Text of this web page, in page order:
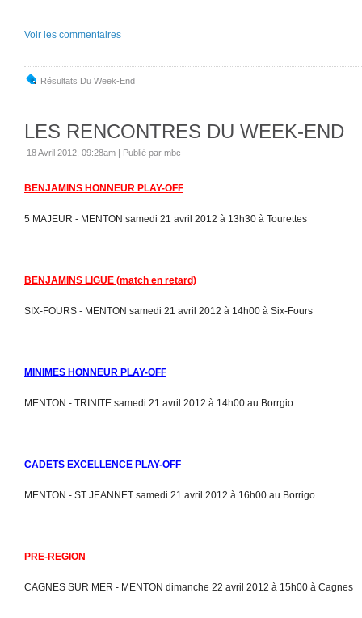
Voir les commentaires
Résultats Du Week-End
LES RENCONTRES DU WEEK-END
18 Avril 2012, 09:28am | Publié par mbc
BENJAMINS HONNEUR PLAY-OFF
5 MAJEUR - MENTON samedi 21 avril 2012 à 13h30 à Tourettes
BENJAMINS LIGUE (match en retard)
SIX-FOURS - MENTON samedi 21 avril 2012 à 14h00 à Six-Fours
MINIMES HONNEUR PLAY-OFF
MENTON - TRINITE samedi 21 avril 2012 à 14h00 au Borrgio
CADETS EXCELLENCE PLAY-OFF
MENTON - ST JEANNET samedi 21 avril 2012 à 16h00 au Borrigo
PRE-REGION
CAGNES SUR MER - MENTON dimanche 22 avril 2012 à 15h00 à Cagnes